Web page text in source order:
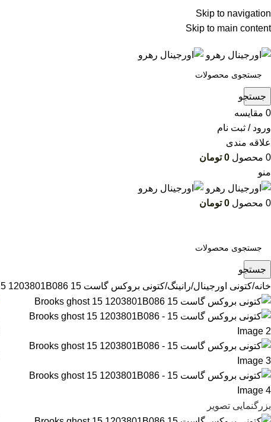
Skip to navigation
Skip to main content
ADD ANYTHING HERE OR JUST REMOVE IT…
جستجو
0 مقایسه
ورود / ثبت نام
علاقه مندی
0 محصول 0 تومان
منو
0 محصول 0 تومان
جستجو
خانه کتونی اورجینال رانینگ کتونی بروکس گاست 15 Brooks ghost 15 1203801B086
بزرگنمایی تصویر